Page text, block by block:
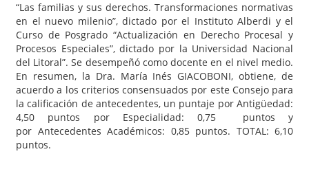
“Las familias y sus derechos. Transformaciones normativas
en el nuevo milenio”, dictado por el Instituto Alberdi y el
Curso de Posgrado “Actualización en Derecho Procesal y
Procesos Especiales”, dictado por la Universidad Nacional
del Litoral”. Se desempeñó como docente en el nivel medio.
En resumen, la Dra. María Inés GIACOBONI, obtiene, de
acuerdo a los criterios consensuados por este Consejo para
la calificación de antecedentes, un puntaje por Antigüedad:
4,50 puntos por Especialidad: 0,75 puntos y
por Antecedentes Académicos: 0,85 puntos. TOTAL: 6,10
puntos.